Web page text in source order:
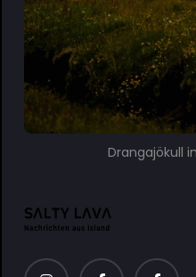
Drangajökull